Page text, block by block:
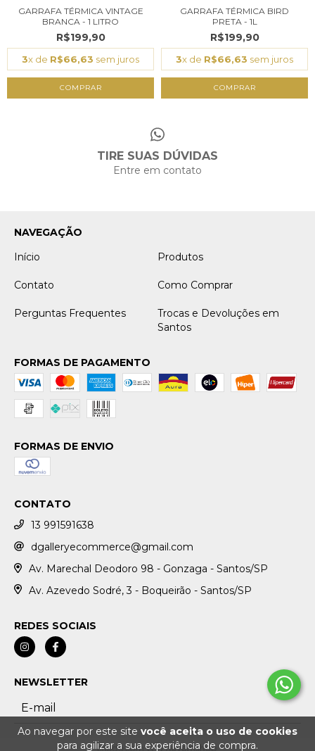
Ao navegar por este site você aceita o uso de cookies
para agilizar a sua experiência de compra.
GARRAFA TÉRMICA VINTAGE
BRANCA - 1 LITRO
R$199,90
3x de R$66,63 sem juros
COMPRAR
GARRAFA TÉRMICA BIRD
PRETA - 1L
R$199,90
3x de R$66,63 sem juros
COMPRAR
TIRE SUAS DÚVIDAS
Entre em contato
NAVEGAÇÃO
Início
Produtos
Contato Como Comprar
Perguntas Frequentes
Trocas e Devoluções em
Santos
FORMAS DE PAGAMENTO
FORMAS DE ENVIO
CONTATO
13 991591638
dgalleryecommerce@gmail.com
Av. Marechal Deodoro 98 - Gonzaga - Santos/SP
Av. Azevedo Sodré, 3 - Boqueirão - Santos/SP
REDES SOCIAIS
NEWSLETTER